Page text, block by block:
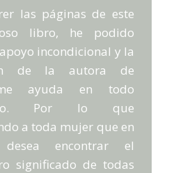
las páginas de este
libro, he podido
incondicional y la
de la autora de
ayuda en todo
Por lo que
a toda mujer que en
desea encontrar el
significado de todas